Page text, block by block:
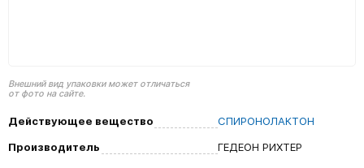
Внешний вид упаковки может отличаться
от фото на сайте.
Действующее вещество
СПИРОНОЛАКТОН
Производитель
ГЕДЕОН РИХТЕР